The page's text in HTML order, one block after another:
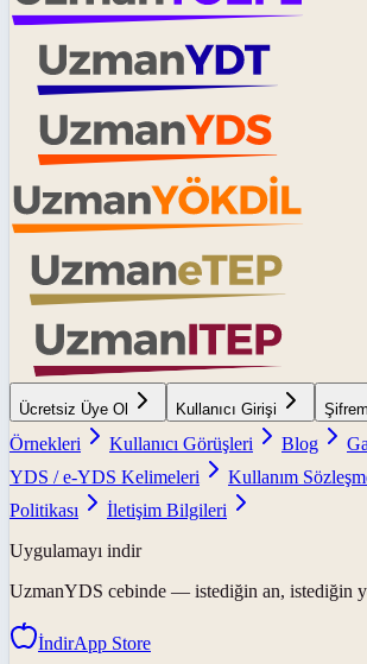
Ücretsiz Üye Ol Kullanıcı Girişi
Örnekleri
Kullanıcı Görüşleri Blog
YDS / e-YDS Kelimeleri
Kullanım
Politikası
İletişim Bilgileri
Uygulamayı indir
UzmanYDS cebinde — istediğin an, istediğin
İndirApp Store